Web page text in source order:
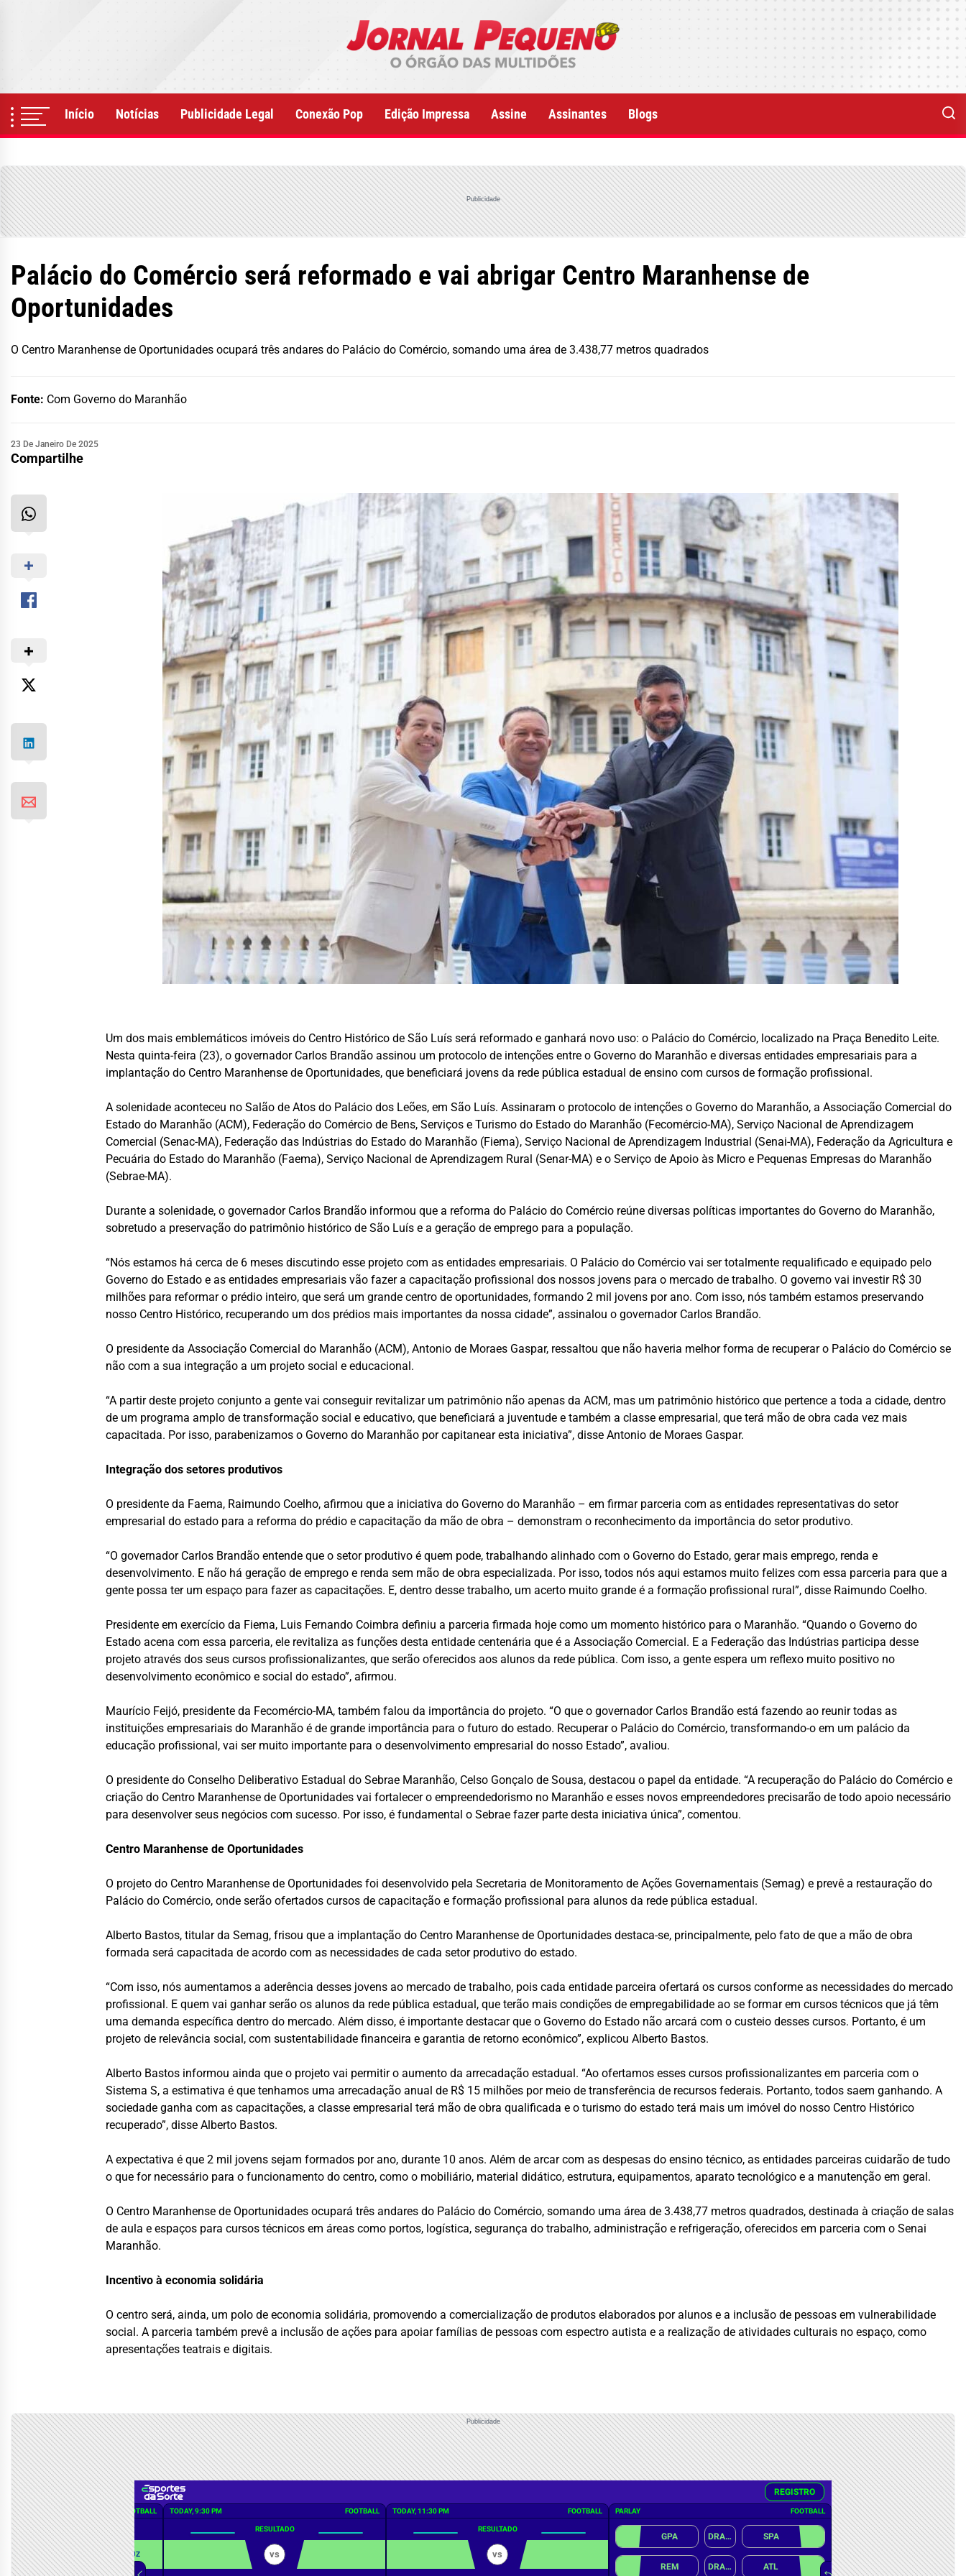
Início Notícias Publicidade Legal Conexão Pop Edição Impressa Assine Assinantes Blogs
Publicidade
Palácio do Comércio será reformado e vai abrigar Centro Maranhense de
Oportunidades
O Centro Maranhense de Oportunidades ocupará três andares do Palácio do Comércio, somando uma área de 3.438,77 metros quadrados
Fonte: Com Governo do Maranhão
23 De Janeiro De 2025
Compartilhe
Um dos mais emblemáticos imóveis do Centro Histórico de São Luís será reformado e ganhará novo uso: o Palácio do Comércio, localizado na Praça Benedito Leite.
Nesta quinta-feira (23), o governador Carlos Brandão assinou um protocolo de intenções entre o Governo do Maranhão e diversas entidades empresariais para a
implantação do Centro Maranhense de Oportunidades, que beneficiará jovens da rede pública estadual de ensino com cursos de formação profissional.
A solenidade aconteceu no Salão de Atos do Palácio dos Leões, em São Luís. Assinaram o protocolo de intenções o Governo do Maranhão, a Associação Comercial do
Estado do Maranhão (ACM), Federação do Comércio de Bens, Serviços e Turismo do Estado do Maranhão (Fecomércio-MA), Serviço Nacional de Aprendizagem
Comercial (Senac-MA), Federação das Indústrias do Estado do Maranhão (Fiema), Serviço Nacional de Aprendizagem Industrial (Senai-MA), Federação da Agricultura e
Pecuária do Estado do Maranhão (Faema), Serviço Nacional de Aprendizagem Rural (Senar-MA) e o Serviço de Apoio às Micro e Pequenas Empresas do Maranhão
(Sebrae-MA).
Durante a solenidade, o governador Carlos Brandão informou que a reforma do Palácio do Comércio reúne diversas políticas importantes do Governo do Maranhão,
sobretudo a preservação do patrimônio histórico de São Luís e a geração de emprego para a população.
“Nós estamos há cerca de 6 meses discutindo esse projeto com as entidades empresariais. O Palácio do Comércio vai ser totalmente requalificado e equipado pelo
Governo do Estado e as entidades empresariais vão fazer a capacitação profissional dos nossos jovens para o mercado de trabalho. O governo vai investir R$ 30
milhões para reformar o prédio inteiro, que será um grande centro de oportunidades, formando 2 mil jovens por ano. Com isso, nós também estamos preservando
nosso Centro Histórico, recuperando um dos prédios mais importantes da nossa cidade”, assinalou o governador Carlos Brandão.
O presidente da Associação Comercial do Maranhão (ACM), Antonio de Moraes Gaspar, ressaltou que não haveria melhor forma de recuperar o Palácio do Comércio se
não com a sua integração a um projeto social e educacional.
“A partir deste projeto conjunto a gente vai conseguir revitalizar um patrimônio não apenas da ACM, mas um patrimônio histórico que pertence a toda a cidade, dentro
de um programa amplo de transformação social e educativo, que beneficiará a juventude e também a classe empresarial, que terá mão de obra cada vez mais
capacitada. Por isso, parabenizamos o Governo do Maranhão por capitanear esta iniciativa”, disse Antonio de Moraes Gaspar.
Integração dos setores produtivos
O presidente da Faema, Raimundo Coelho, afirmou que a iniciativa do Governo do Maranhão – em firmar parceria com as entidades representativas do setor
empresarial do estado para a reforma do prédio e capacitação da mão de obra – demonstram o reconhecimento da importância do setor produtivo.
“O governador Carlos Brandão entende que o setor produtivo é quem pode, trabalhando alinhado com o Governo do Estado, gerar mais emprego, renda e
desenvolvimento. E não há geração de emprego e renda sem mão de obra especializada. Por isso, todos nós aqui estamos muito felizes com essa parceria para que a
gente possa ter um espaço para fazer as capacitações. E, dentro desse trabalho, um acerto muito grande é a formação profissional rural”, disse Raimundo Coelho.
Presidente em exercício da Fiema, Luis Fernando Coimbra definiu a parceria firmada hoje como um momento histórico para o Maranhão. “Quando o Governo do
Estado acena com essa parceria, ele revitaliza as funções desta entidade centenária que é a Associação Comercial. E a Federação das Indústrias participa desse
projeto através dos seus cursos profissionalizantes, que serão oferecidos aos alunos da rede pública. Com isso, a gente espera um reflexo muito positivo no
desenvolvimento econômico e social do estado”, afirmou.
Maurício Feijó, presidente da Fecomércio-MA, também falou da importância do projeto. “O que o governador Carlos Brandão está fazendo ao reunir todas as
instituições empresariais do Maranhão é de grande importância para o futuro do estado. Recuperar o Palácio do Comércio, transformando-o em um palácio da
educação profissional, vai ser muito importante para o desenvolvimento empresarial do nosso Estado”, avaliou.
O presidente do Conselho Deliberativo Estadual do Sebrae Maranhão, Celso Gonçalo de Sousa, destacou o papel da entidade. “A recuperação do Palácio do Comércio e
criação do Centro Maranhense de Oportunidades vai fortalecer o empreendedorismo no Maranhão e esses novos empreendedores precisarão de todo apoio necessário
para desenvolver seus negócios com sucesso. Por isso, é fundamental o Sebrae fazer parte desta iniciativa única”, comentou.
Centro Maranhense de Oportunidades
O projeto do Centro Maranhense de Oportunidades foi desenvolvido pela Secretaria de Monitoramento de Ações Governamentais (Semag) e prevê a restauração do
Palácio do Comércio, onde serão ofertados cursos de capacitação e formação profissional para alunos da rede pública estadual.
Alberto Bastos, titular da Semag, frisou que a implantação do Centro Maranhense de Oportunidades destaca-se, principalmente, pelo fato de que a mão de obra
formada será capacitada de acordo com as necessidades de cada setor produtivo do estado.
“Com isso, nós aumentamos a aderência desses jovens ao mercado de trabalho, pois cada entidade parceira ofertará os cursos conforme as necessidades do mercado
profissional. E quem vai ganhar serão os alunos da rede pública estadual, que terão mais condições de empregabilidade ao se formar em cursos técnicos que já têm
uma demanda específica dentro do mercado. Além disso, é importante destacar que o Governo do Estado não arcará com o custeio desses cursos. Portanto, é um
projeto de relevância social, com sustentabilidade financeira e garantia de retorno econômico”, explicou Alberto Bastos.
Alberto Bastos informou ainda que o projeto vai permitir o aumento da arrecadação estadual. “Ao ofertamos esses cursos profissionalizantes em parceria com o
Sistema S, a estimativa é que tenhamos uma arrecadação anual de R$ 15 milhões por meio de transferência de recursos federais. Portanto, todos saem ganhando. A
sociedade ganha com as capacitações, a classe empresarial terá mão de obra qualificada e o turismo do estado terá mais um imóvel do nosso Centro Histórico
recuperado”, disse Alberto Bastos.
A expectativa é que 2 mil jovens sejam formados por ano, durante 10 anos. Além de arcar com as despesas do ensino técnico, as entidades parceiras cuidarão de tudo
o que for necessário para o funcionamento do centro, como o mobiliário, material didático, estrutura, equipamentos, aparato tecnológico e a manutenção em geral.
O Centro Maranhense de Oportunidades ocupará três andares do Palácio do Comércio, somando uma área de 3.438,77 metros quadrados, destinada à criação de salas
de aula e espaços para cursos técnicos em áreas como portos, logística, segurança do trabalho, administração e refrigeração, oferecidos em parceria com o Senai
Maranhão.
Incentivo à economia solidária
O centro será, ainda, um polo de economia solidária, promovendo a comercialização de produtos elaborados por alunos e a inclusão de pessoas em vulnerabilidade
social. A parceria também prevê a inclusão de ações para apoiar famílias de pessoas com espectro autista e a realização de atividades culturais no espaço, como
apresentações teatrais e digitais.
Publicidade